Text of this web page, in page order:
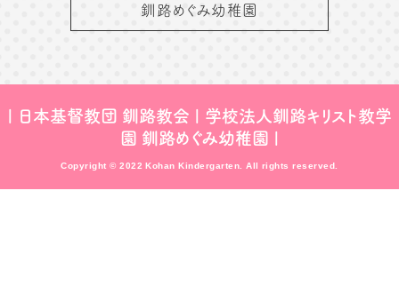
釧路めぐみ幼稚園
日本基督教団 釧路教会
学校法人釧路キリスト教学
園 釧路めぐみ幼稚園
Copyright © 2022 Kohan Kindergarten. All rights reserved.